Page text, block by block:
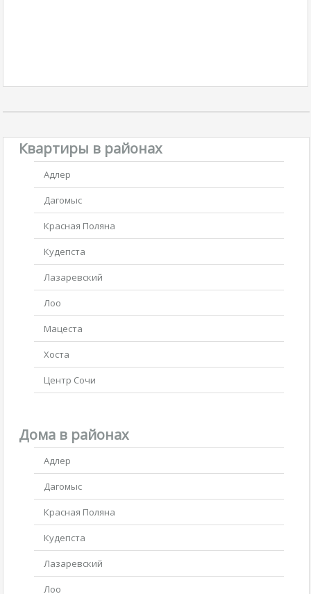
Квартиры в районах
Адлер
Дагомыс
Красная Поляна
Кудепста
Лазаревский
Лоо
Мацеста
Хоста
Центр Сочи
Дома в районах
Адлер
Дагомыс
Красная Поляна
Кудепста
Лазаревский
Лоо